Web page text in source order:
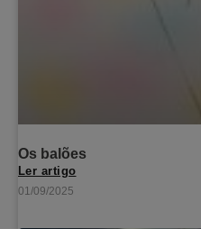
Os balões
Ler artigo
01/09/2025